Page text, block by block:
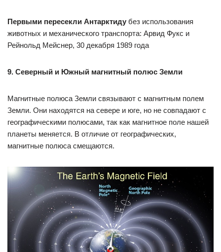
Первыми пересекли Антарктиду без использования
животных и механического транспорта: Арвид Фукс и
Рейнольд Мейснер, 30 декабря 1989 года
9. Северный и Южный магнитный полюс Земли
Магнитные полюса Земли связывают с магнитным полем
Земли. Они находятся на севере и юге, но не совпадают с
географическими полюсами, так как магнитное поле нашей
планеты меняется. В отличие от географических,
магнитные полюса смещаются.